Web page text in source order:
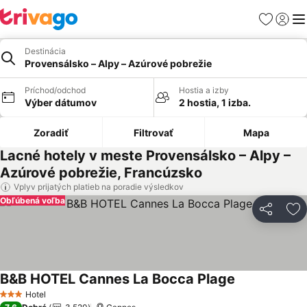
Obľúbené
Destinácia
Provensálsko – Alpy – Azúrové pobrežie
Príchod/odchod
Výber dátumov
Hostia a izby
2 hostia, 1 izba.
Zoradiť Filtrovať Mapa
Lacné hotely v meste Provensálsko – Alpy –
Azúrové pobrežie, Francúzsko
Vplyv prijatých platieb na poradie výsledkov
Zdieľať
Obľúbená voľba
3 Počet hviezdičiek
Hotel
B&B HOTEL Cannes La Bocca Plage